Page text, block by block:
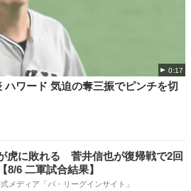
0:17
ハワード 気迫の奪三振でピンチを切
虎に敗れる 菅井信也が復帰戦で2回
8/6 二軍試合結果】
メディア「パ・リーグインサイト」